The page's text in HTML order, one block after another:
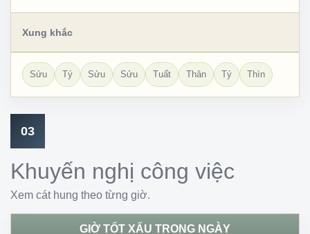
Xung khắc
Sửu Tý Sửu Sửu Tuất Thân Tý Thìn
03
Khuyến nghị công việc
Xem cát hung theo từng giờ.
GIỜ TỐT XẤU TRONG NGÀY